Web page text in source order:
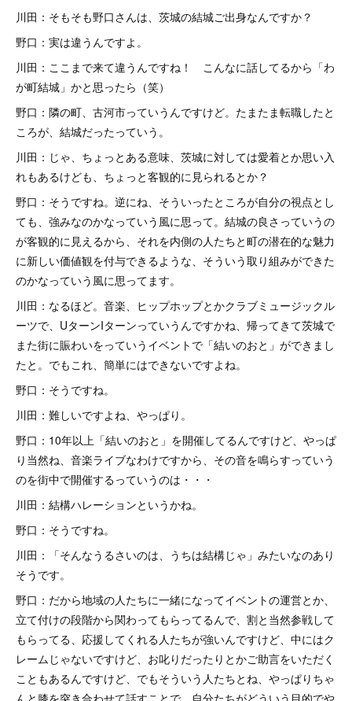
川田：そもそも野口さんは、茨城の結城ご出身なんですか？
野口：実は違うんですよ。
川田：ここまで来て違うんですね！ こんなに話してるから「わ
が町結城」かと思ったら（笑）
野口：隣の町、古河市っていうんですけど。たまたま転職したと
ころが、結城だったっていう。
川田：じゃ、ちょっとある意味、茨城に対しては愛着とか思い入
れもあるけども、ちょっと客観的に見られるとか？
野口：そうですね。逆にね、そういったところが自分の視点とし
ても、強みなのかなっていう風に思って。結城の良さっていうの
が客観的に見えるから、それを内側の人たちと町の潜在的な魅力
に新しい価値観を付与できるような、そういう取り組みができた
のかなっていう風に思ってます。
川田：なるほど。音楽、ヒップホップとかクラブミュージックル
ーツで、UターンIターンっていうんですかね、帰ってきて茨城で
また街に賑わいをっていうイベントで「結いのおと」ができまし
たと。でもこれ、簡単にはできないですよね。
野口：そうですね。
川田：難しいですよね、やっぱり。
野口：10年以上「結いのおと」を開催してるんですけど、やっぱ
り当然ね、音楽ライブなわけですから、その音を鳴らすっていう
のを街中で開催するっていうのは・・・
川田：結構ハレーションというかね。
野口：そうですね。
川田：「そんなうるさいのは、うちは結構じゃ」みたいなのあり
そうです。
野口：だから地域の人たちに一緒になってイベントの運営とか、
立て付けの段階から関わってもらってるんで、割と当然参戦して
もらってる、応援してくれる人たちが強いんですけど、中にはク
レームじゃないですけど、お叱りだったりとかご助言をいただく
こともあるんですけど、でもそういう人たちとね、やっぱりちゃ
んと膝を突き合わせて話すことで、自分たちがどういう目的でや